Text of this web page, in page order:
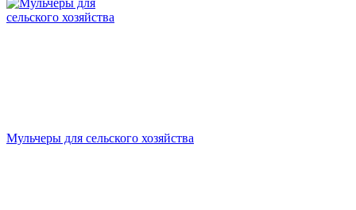
Мульчеры для сельского хозяйства